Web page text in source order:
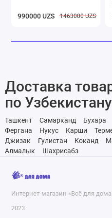
990000 UZS 1463000 UZS
Доставка
по Узбекистану
Ташкент Самарканд Бухара
Фергана
Нукус Карши
Джизак
Гулистан Коканд
Алмалык
Шахрисабз
Интернет-магазин «Всё для
2023